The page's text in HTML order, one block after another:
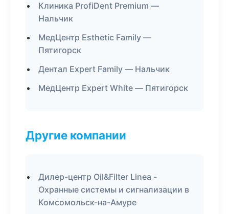
Клиника ProfiDent Premium —
Нальчик
МедЦентр Esthetic Family —
Пятигорск
Дентал Expert Family — Нальчик
МедЦентр Expert White — Пятигорск
Другие компании
Дилер-центр Oil&Filter Linea -
Охранные системы и сигнализации в
Комсомольск-на-Амуре